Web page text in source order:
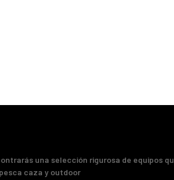
una selección rigurosa de equipos
caza y outdoor